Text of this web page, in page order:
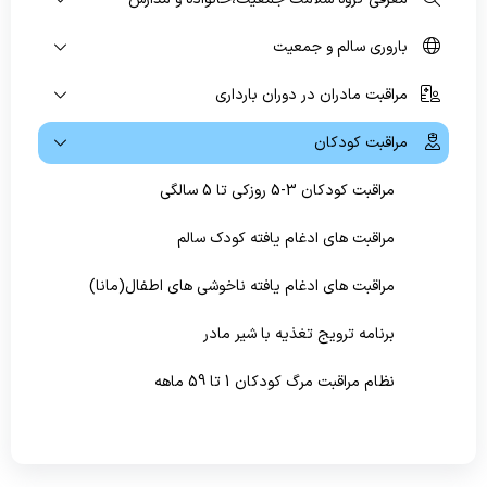
پیشگیری و مبارزه با بیماریهای غیرواگیر
سلامت روانی،اجتماعی و اعتیاد
بهبود تغذیه جامعه
بهداشت دهان و دندان
باروری سالم و جمعیت
مراقبت مادران در دوران بارداری
مراقبت کودکان
مراقبت کودکان 3-5 روزکی تا 5 سالگی
مراقبت های ادغام یافته کودک سالم
مراقبت های ادغام یافته ناخوشی های اطفال(مانا)
برنامه ترویج تغذیه با شیر مادر
نظام مراقبت مرگ کودکان 1 تا 59 ماهه